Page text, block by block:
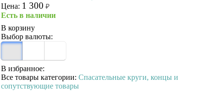
Цена: 1 300 ₽
Есть в наличии
В корзину
Выбор валюты:
В избранное:
Все товары категории: Спасательные круги, концы и
сопутствующие товары